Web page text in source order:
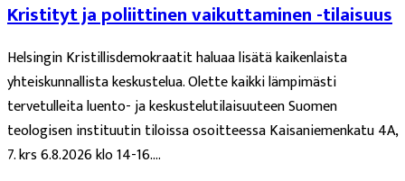
Kristityt ja poliittinen vaikuttaminen -tilaisuus
Helsingin Kristillisdemokraatit haluaa lisätä kaikenlaista
yhteiskunnallista keskustelua. Olette kaikki lämpimästi
tervetulleita luento- ja keskustelutilaisuuteen Suomen
teologisen instituutin tiloissa osoitteessa Kaisaniemenkatu 4A,
7. krs 6.8.2026 klo 14-16....